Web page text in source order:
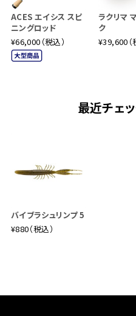
ACES エイシス スピ
ニングロッド
¥66,000（税込）
ラクリマ
ク
¥39,600（
最近チェ
バイブラシュリンプ 5
¥880（税込）